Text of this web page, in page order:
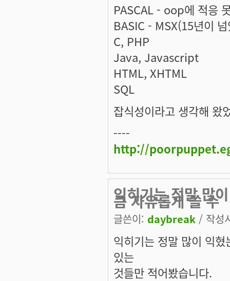
PASCAL - oop에 적응
BASIC - MSX(15년이
C, PHP
Java, Javascript
HTML, XHTML
SQL
잡식성이라고 생각해 왔
----
http://
익히기는 정말 많
큼 자유롭게 쓸 수
글쓴이: daybreak / 작성
익히기는 정말 많이 익
있는
것들만 적어봤습니다.